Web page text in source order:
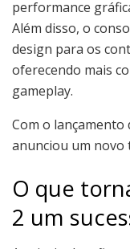
performance
Além disso, o
design para os
oferecendo mais
gameplay.
Com o
anunciou um
O que
2 um